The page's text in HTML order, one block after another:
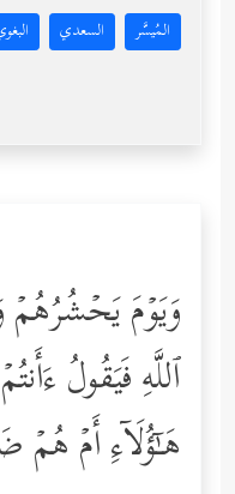
المُيسَّر السعدي
وَیَوۡمَ یَحۡشُرُهُمۡ
ٱللَّهِ فَیَقُولُ
هَـٰۤؤُلَاۤءِ أَمۡ هُمۡ